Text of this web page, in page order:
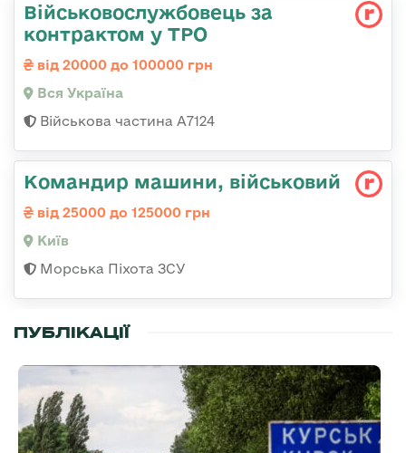
Військовослужбовець за
контрактом у ТРО
від 20000 до 100000 грн
Вся Україна
Військова частина А7124
Командир машини, військовий
від 25000 до 125000 грн
Київ
Морська Піхота ЗСУ
ПУБЛІКАЦІЇ